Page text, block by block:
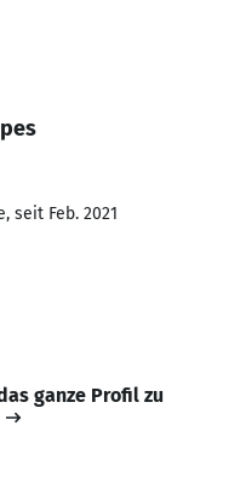
seit Feb. 2021
ganze Profil zu